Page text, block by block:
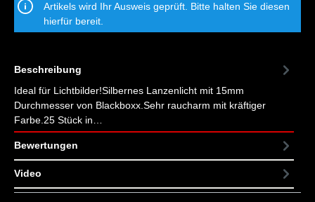
Artikels wird Ihr Ausweis geprüft. Bitte halten Sie diesen
hierfür bereit.
Beschreibung
Ideal für Lichtbilder!Silbernes Lanzenlicht mit 15mm
Durchmesser von Blackboxx.Sehr raucharm mit kräftiger
Farbe.25 Stück in…
Bewertungen
Video